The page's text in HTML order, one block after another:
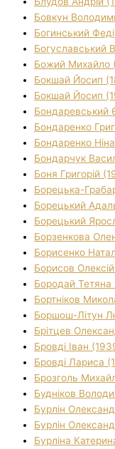
Бовкун
Богинський
Богуславський
Божий Михайло
Бокшай Йосип
Бокшай Йосип
Бондаревський
Бондаренко
Бондаренко
Бондарчук
Боня Григорій
Борецька-
Борецький
Борецький
Борзенкова
Борисенко
Борисов
Бородай Тетяна
Бортніков
Боршош-Літун
Брітцев
Бровді Іван
Бровді Лариса
Брозголь
Будніков
Бурлін
Бурлін
Бурліна